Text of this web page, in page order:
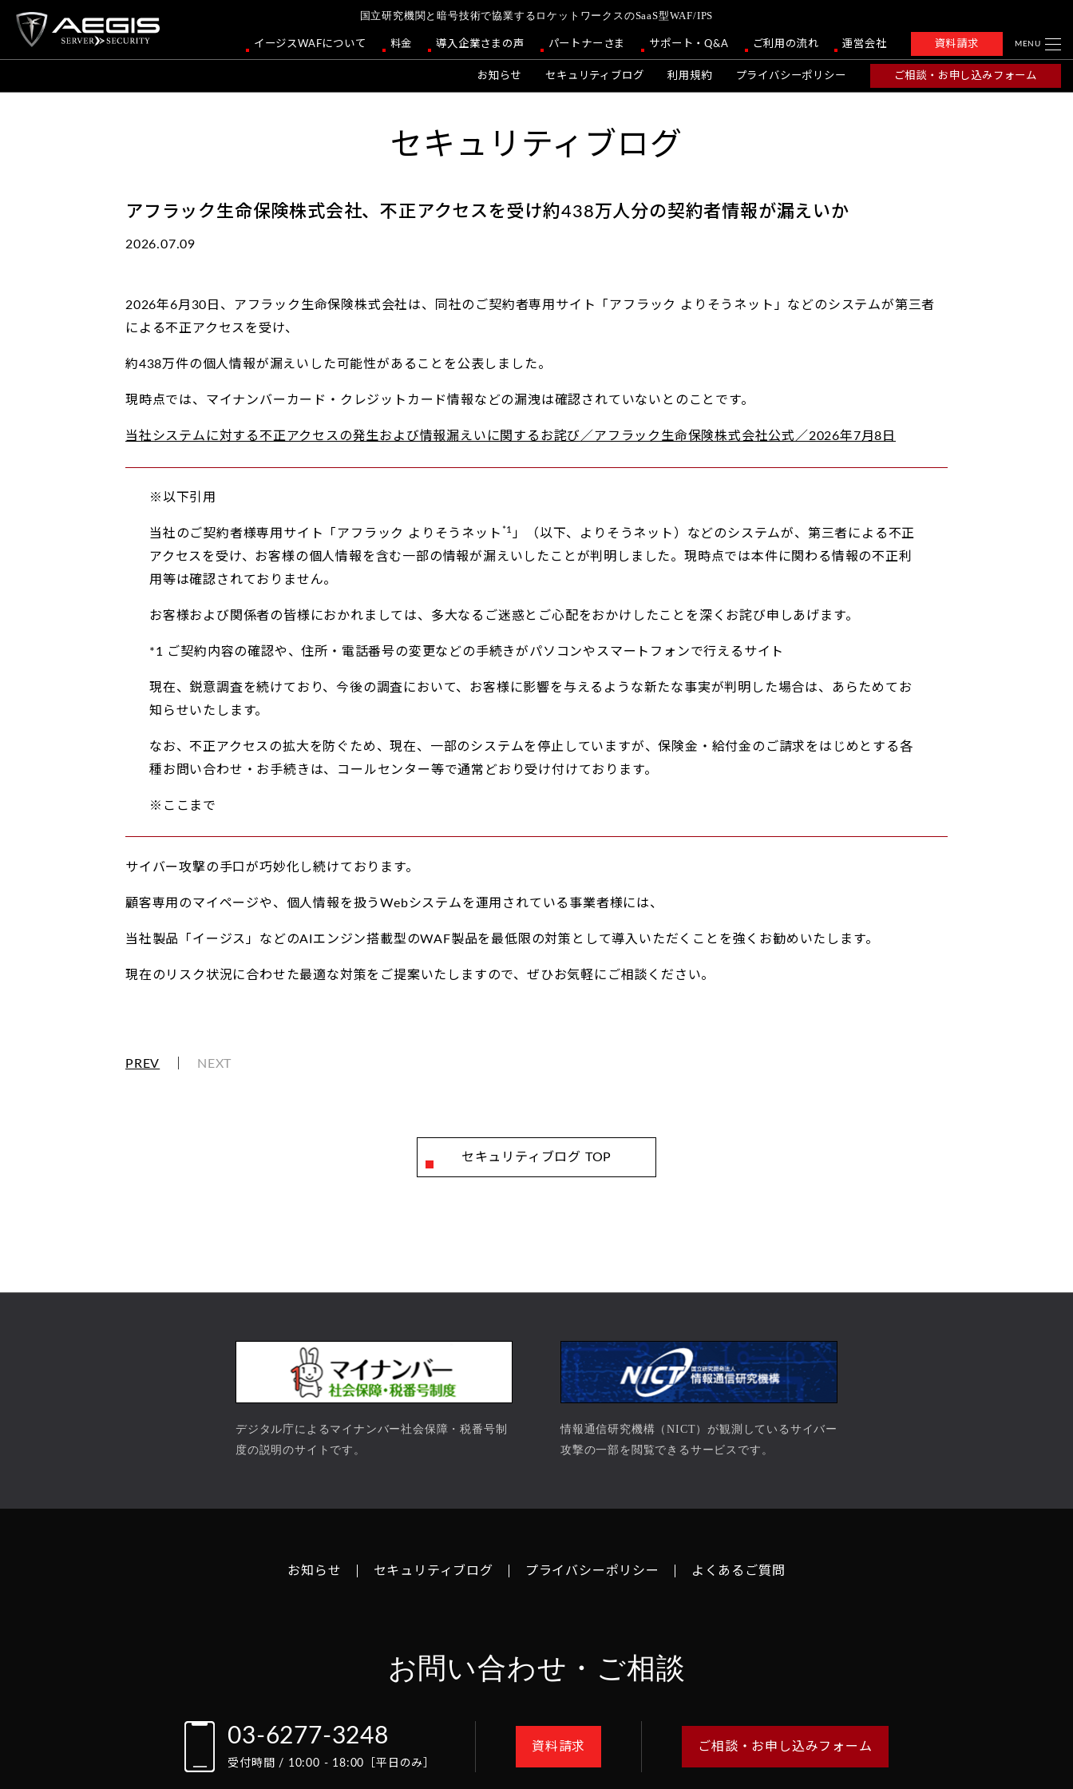
国立研究機関と暗号技術で協業するロケットワークスのSaaS型WAF/IPS
イージスWAFについて 料金 導入企業さまの声 パートナーさま サポート・Q&A ご利用の流れ 運営会社 資料請求 MENU
お知らせ セキュリティブログ 利用規約 プライバシーポリシー ご相談・お申し込みフォーム
セキュリティブログ
アフラック生命保険株式会社、不正アクセスを受け約438万人分の契約者情報が漏えいか
2026.07.09
2026年6月30日、アフラック生命保険株式会社は、同社のご契約者専用サイト「アフラック よりそうネット」などのシステムが第三者
による不正アクセスを受け、
約438万件の個人情報が漏えいした可能性があることを公表しました。
現時点では、マイナンバーカード・クレジットカード情報などの漏洩は確認されていないとのことです。
当社システムに対する不正アクセスの発生および情報漏えいに関するお詫び／アフラック生命保険株式会社公式／2026年7月8日
※以下引用
当社のご契約者様専用サイト「アフラック よりそうネット *1 」（以下、よりそうネット）などのシステムが、第三者による不正
アクセスを受け、お客様の個人情報を含む一部の情報が漏えいしたことが判明しました。現時点では本件に関わる情報の不正利
用等は確認されておりません。
お客様および関係者の皆様におかれましては、多大なるご迷惑とご心配をおかけしたことを深くお詫び申しあげます。
*1 ご契約内容の確認や、住所・電話番号の変更などの手続きがパソコンやスマートフォンで行えるサイト
現在、鋭意調査を続けており、今後の調査において、お客様に影響を与えるような新たな事実が判明した場合は、あらためてお
知らせいたします。
なお、不正アクセスの拡大を防ぐため、現在、一部のシステムを停止していますが、保険金・給付金のご請求をはじめとする各
種お問い合わせ・お手続きは、コールセンター等で通常どおり受け付けております。
※ここまで
サイバー攻撃の手口が巧妙化し続けております。
顧客専用のマイページや、個人情報を扱うWebシステムを運用されている事業者様には、
当社製品「イージス」などのAIエンジン搭載型のWAF製品を最低限の対策として導入いただくことを強くお勧めいたします。
現在のリスク状況に合わせた最適な対策をご提案いたしますので、ぜひお気軽にご相談ください。
PREV NEXT
セキュリティブログ TOP
デジタル庁によるマイナンバー社会保障・税番号制
度の説明のサイトです。
情報通信研究機構（NICT）が観測しているサイバー
攻撃の一部を閲覧できるサービスです。
お知らせ セキュリティブログ プライバシーポリシー よくあるご質問
お問い合わせ・ご相談
03-6277-3248
受付時間 / 10:00 - 18:00［平日のみ］
資料請求 ご相談・お申し込みフォーム